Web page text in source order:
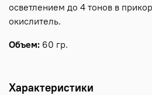
осветлением до 4 тонов в
окислитель.
Объем: 60 гр.
Характеристики